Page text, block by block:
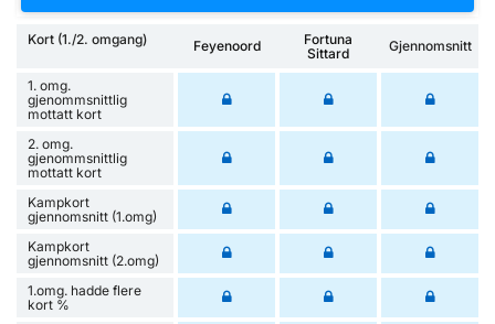
Kort (1./2. omgang) Feyenoord
Fortuna
Sittard
Gjennomsnitt
1. omg.
gjenommsnittlig
mottatt kort
2. omg.
gjenommsnittlig
mottatt kort
Kampkort
gjennomsnitt (1.omg)
Kampkort
gjennomsnitt (2.omg)
1.omg. hadde flere
kort %